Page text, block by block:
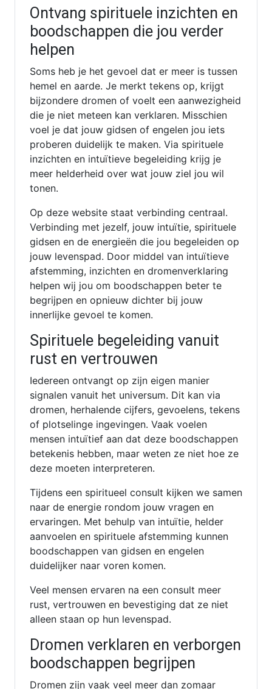
Ontvang spirituele inzichten en
boodschappen die jou verder
helpen
Soms heb je het gevoel dat er meer is tussen
hemel en aarde. Je merkt tekens op, krijgt
bijzondere dromen of voelt een aanwezigheid
die je niet meteen kan verklaren. Misschien
voel je dat jouw gidsen of engelen jou iets
proberen duidelijk te maken. Via spirituele
inzichten en intuïtieve begeleiding krijg je
meer helderheid over wat jouw ziel jou wil
tonen.
Op deze website staat verbinding centraal.
Verbinding met jezelf, jouw intuïtie, spirituele
gidsen en de energieën die jou begeleiden op
jouw levenspad. Door middel van intuïtieve
afstemming, inzichten en dromenverklaring
helpen wij jou om boodschappen beter te
begrijpen en opnieuw dichter bij jouw
innerlijke gevoel te komen.
Spirituele begeleiding vanuit
rust en vertrouwen
Iedereen ontvangt op zijn eigen manier
signalen vanuit het universum. Dit kan via
dromen, herhalende cijfers, gevoelens, tekens
of plotselinge ingevingen. Vaak voelen
mensen intuïtief aan dat deze boodschappen
betekenis hebben, maar weten ze niet hoe ze
deze moeten interpreteren.
Tijdens een spiritueel consult kijken we samen
naar de energie rondom jouw vragen en
ervaringen. Met behulp van intuïtie, helder
aanvoelen en spirituele afstemming kunnen
boodschappen van gidsen en engelen
duidelijker naar voren komen.
Veel mensen ervaren na een consult meer
rust, vertrouwen en bevestiging dat ze niet
alleen staan op hun levenspad.
Dromen verklaren en verborgen
boodschappen begrijpen
Dromen zijn vaak veel meer dan zomaar